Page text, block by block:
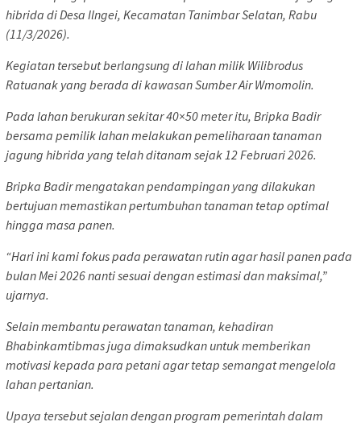
hibrida di Desa Ilngei, Kecamatan Tanimbar Selatan, Rabu
(11/3/2026).
Kegiatan tersebut berlangsung di lahan milik Wilibrodus
Ratuanak yang berada di kawasan Sumber Air Wmomolin.
Pada lahan berukuran sekitar 40×50 meter itu, Bripka Badir
bersama pemilik lahan melakukan pemeliharaan tanaman
jagung hibrida yang telah ditanam sejak 12 Februari 2026.
Bripka Badir mengatakan pendampingan yang dilakukan
bertujuan memastikan pertumbuhan tanaman tetap optimal
hingga masa panen.
“Hari ini kami fokus pada perawatan rutin agar hasil panen pada
bulan Mei 2026 nanti sesuai dengan estimasi dan maksimal,”
ujarnya.
Selain membantu perawatan tanaman, kehadiran
Bhabinkamtibmas juga dimaksudkan untuk memberikan
motivasi kepada para petani agar tetap semangat mengelola
lahan pertanian.
Upaya tersebut sejalan dengan program pemerintah dalam